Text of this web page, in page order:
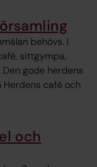
behövs. I
sittgympa,
gode herdens
café och
och